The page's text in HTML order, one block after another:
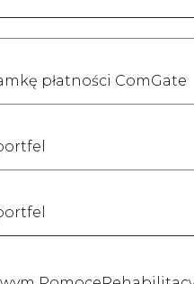
płatności ComGate